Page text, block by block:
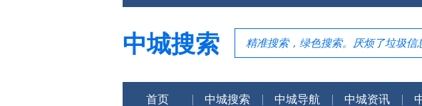
中城搜索
首页 中城搜索 中城导航 中城资讯